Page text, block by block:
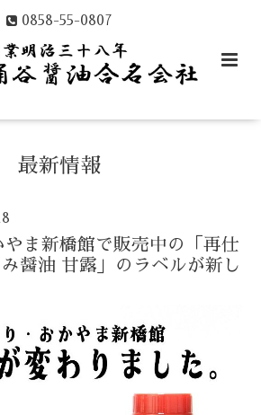
0858-55-0807
最新情報
やま新橋館で販売中の「再仕
醤油 甘露」のラベルが新し